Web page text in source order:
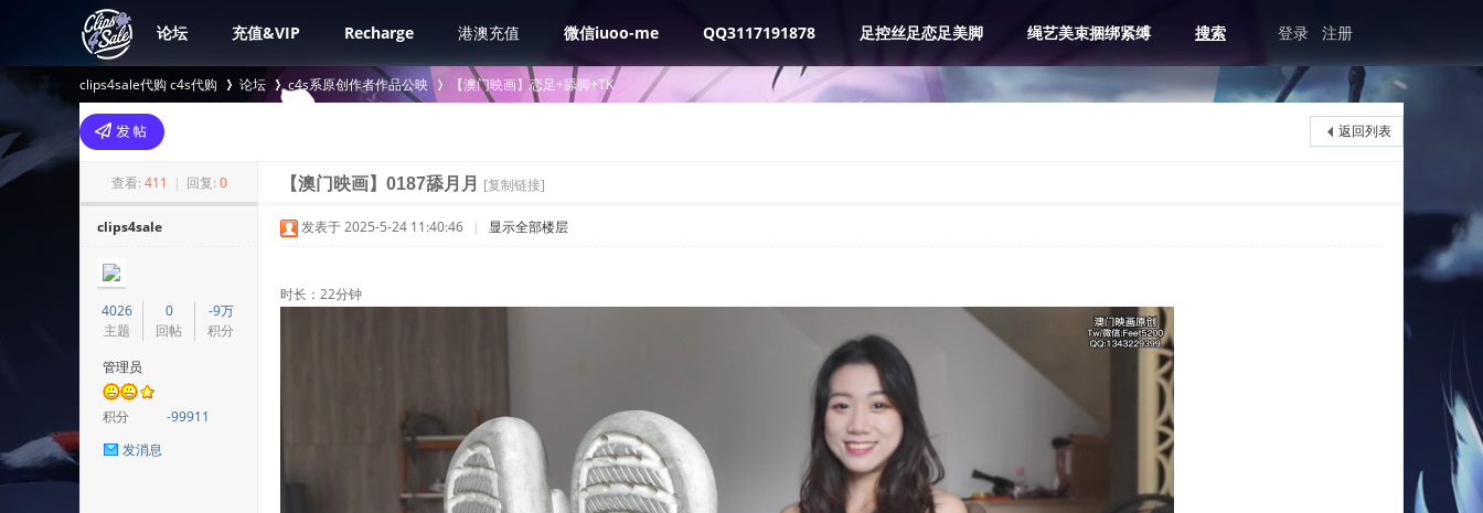
论坛 充值&VIP Recharge 港澳充值 微信iuoo-me QQ3117191878 足控丝足恋足美脚 绳艺美束捆绑紧缚 搜索 登录 注册
clips4sale代购 c4s代购
>
论坛 c4s系原创作者作品公映
›
【澳门映画】恋足+舔脚+TK
返回列表
查看: 411 | 回复: 0 【澳门映画】0187舔月月 [复制链接]
clips4sale
4026
主题
0
回帖
-9万
积分
管理员
积分
-99911
发消息
发表于 2025-5-24 11:40:46 | 显示全部楼层
时长：22分钟